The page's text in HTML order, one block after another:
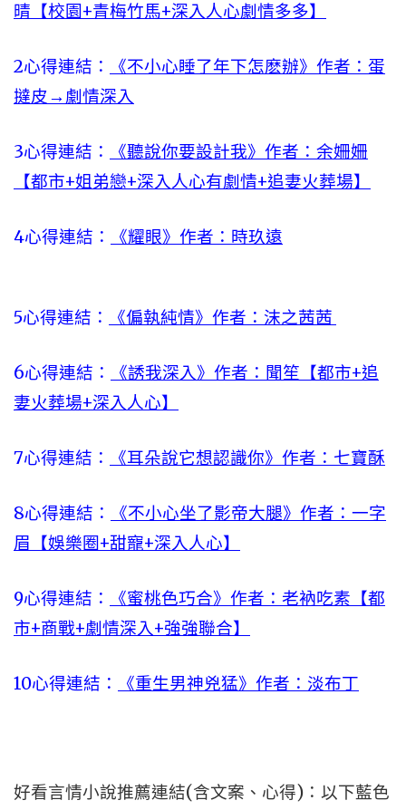
晴【校園+青梅竹馬+深入人心劇情多多】
2心得連結：
《不小心睡了年下怎麽辦》作者：蛋
撻皮→劇情深入
3心得連結：
《聽說你要設計我》作者：余姍姍
【都市+姐弟戀+深入人心有劇情+追妻火葬場】
4心得連結： 《耀眼》作者：時玖遠
5心得連結： 《偏執純情》作者：沫之茜茜
6心得連結：
《誘我深入》作者：聞笙【都市+追
妻火葬場+深入人心】
7心得連結： 《耳朵說它想認識你》作者：七寶酥
8心得連結：
《不小心坐了影帝大腿》作者：一字
眉【娛樂圈+甜寵+深入人心】
9心得連結：
《蜜桃色巧合》作者：老衲吃素【都
市+商戰+劇情深入+強強聯合】
10心得連結： 《重生男神兇猛》作者：淡布丁
好看言情小說推薦連結(含文案、心得)：以下藍色